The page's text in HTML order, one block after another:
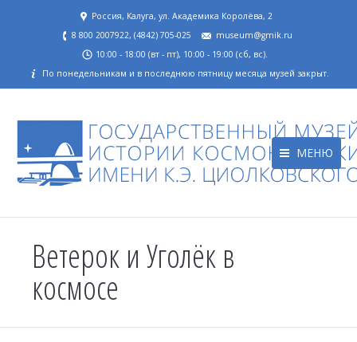
Россия, Калуга, ул. Академика Королёва, 2
8 800 2007922, (4842) 705-025
museum@gmik.ru
10:00 - 18:00 (вт - пт), 10:00 - 19:00 (сб, вс).
По понедельникам и в последнюю пятницу месяца музей закрыт.
МЕНЮ
Ветерок и Уголёк в
космосе